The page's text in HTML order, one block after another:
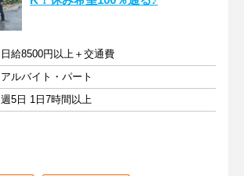
日給8500円以上＋交通費
アルバイト・パート
週5日 1日7時間以上